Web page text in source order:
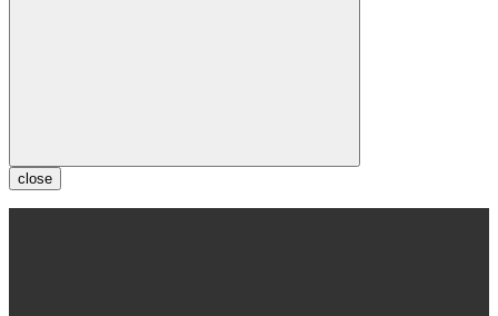
close